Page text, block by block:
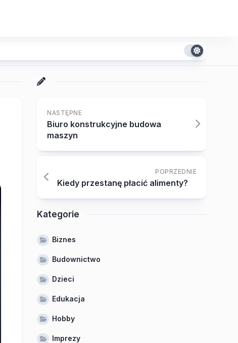
NASTĘPNE
Biuro konstrukcyjne budowa
maszyn
POPRZEDNIE
Kiedy przestanę płacić alimenty?
Kategorie
Biznes
Budownictwo
Dzieci
Edukacja
Hobby
Imprezy